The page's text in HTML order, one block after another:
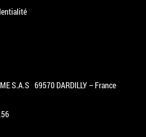
S.A.S 69570 DARDILLY – France